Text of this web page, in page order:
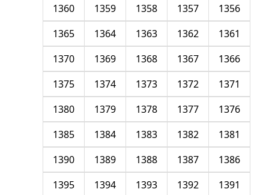
1356
1357
1358
1359
1360
1361
1362
1363
1364
1365
1366
1367
1368
1369
1370
1371
1372
1373
1374
1375
1376
1377
1378
1379
1380
1381
1382
1383
1384
1385
1386
1387
1388
1389
1390
1391
1392
1393
1394
1395